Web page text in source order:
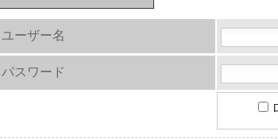
ユーザー名
パスワード